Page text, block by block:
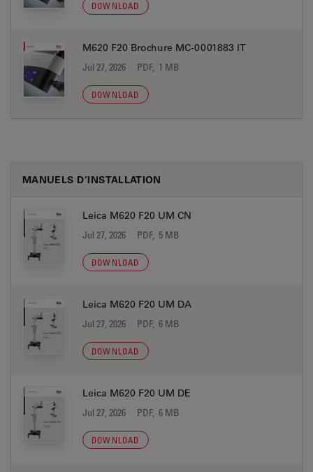
DOWNLOAD
M620 F20 Brochure MC-0001883 IT
Jul 27, 2026 PDF, 1 MB
DOWNLOAD
MANUELS D’INSTALLATION
Leica M620 F20 UM CN
Jul 27, 2026 PDF, 5 MB
DOWNLOAD
Leica M620 F20 UM DA
Jul 27, 2026 PDF, 6 MB
DOWNLOAD
Leica M620 F20 UM DE
Jul 27, 2026 PDF, 6 MB
DOWNLOAD